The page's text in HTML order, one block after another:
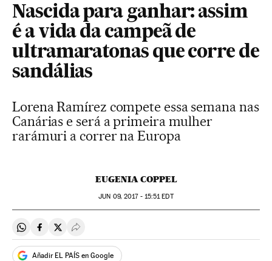
Nascida para ganhar: assim
é a vida da campeã de
ultramaratonas que corre de
sandálias
Lorena Ramírez compete essa semana nas
Canárias e será a primeira mulher
rarámuri a correr na Europa
EUGENIA COPPEL
JUN 09, 2017 - 15:51EDT
Compartir en Whatsapp
Compartir en Facebook
Compartir en Twitter
Desplegar Redes Sociales
Añadir EL PAÍS en Google